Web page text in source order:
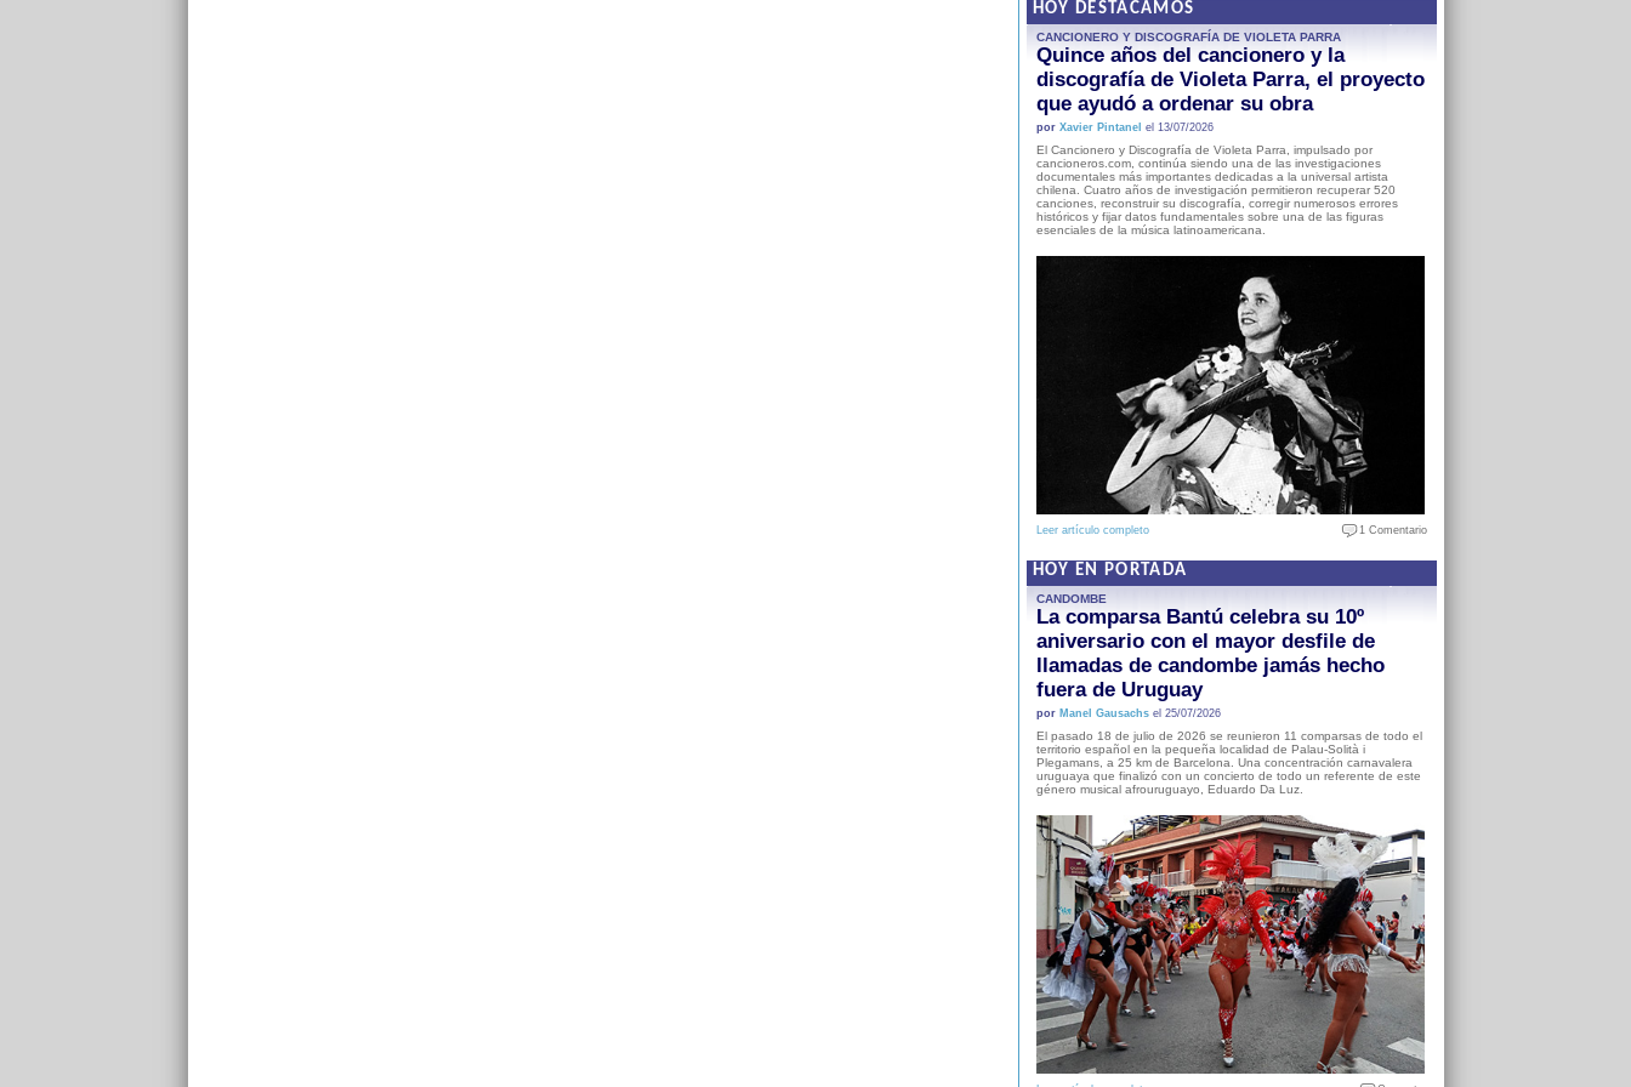
HOY DESTACAMOS
CANCIONERO Y DISCOGRAFÍA DE VIOLETA PARRA
Quince años del cancionero y la
discografía de Violeta Parra, el proyecto
que ayudó a ordenar su obra
por Xavier Pintanel el 13/07/2026
El Cancionero y Discografía de Violeta Parra, impulsado por
cancioneros.com, continúa siendo una de las investigaciones
documentales más importantes dedicadas a la universal artista
chilena. Cuatro años de investigación permitieron recuperar 520
canciones, reconstruir su discografía, corregir numerosos errores
históricos y fijar datos fundamentales sobre una de las figuras
esenciales de la música latinoamericana.
Leer artículo completo 1 Comentario
HOY EN PORTADA
CANDOMBE
La comparsa Bantú celebra su 10º
aniversario con el mayor desfile de
llamadas de candombe jamás hecho
fuera de Uruguay
por Manel Gausachsel 25/07/2026
El pasado 18 de julio de 2026 se reunieron 11 comparsas de todo el
territorio español en la pequeña localidad de Palau-Solità i
Plegamans, a 25 km de Barcelona. Una concentración carnavalera
uruguaya que finalizó con un concierto de todo un referente de este
género musical afrouruguayo, Eduardo Da Luz.